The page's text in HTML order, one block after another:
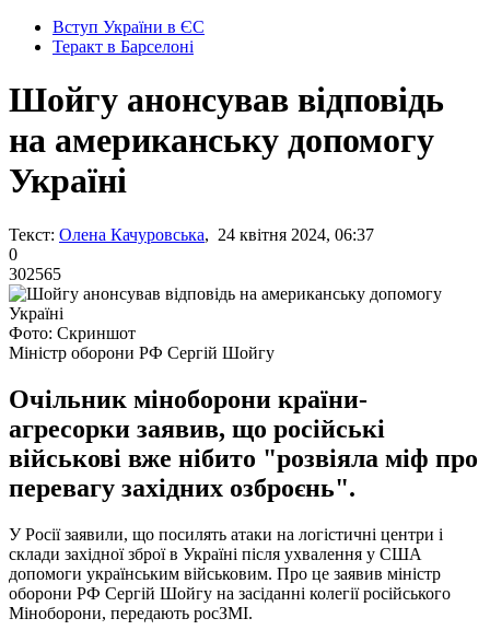
Вступ України в ЄС
Теракт в Барселоні
Шойгу анонсував відповідь
на американську допомогу
Україні
Текст: Олена Качуровська, 24 квітня 2024, 06:37
0
302565
Фото: Скриншот
Міністр оборони РФ Сергій Шойгу
Очільник міноборони країни-
агресорки заявив, що російські
військові вже нібито "розвіяла міф про
перевагу західних озброєнь".
У Росії заявили, що посилять атаки на логістичні центри і
склади західної зброї в Україні після ухвалення у США
допомоги українським військовим. Про це заявив міністр
оборони РФ Сергій Шойгу на засіданні колегії російського
Міноборони, передають росЗМІ.